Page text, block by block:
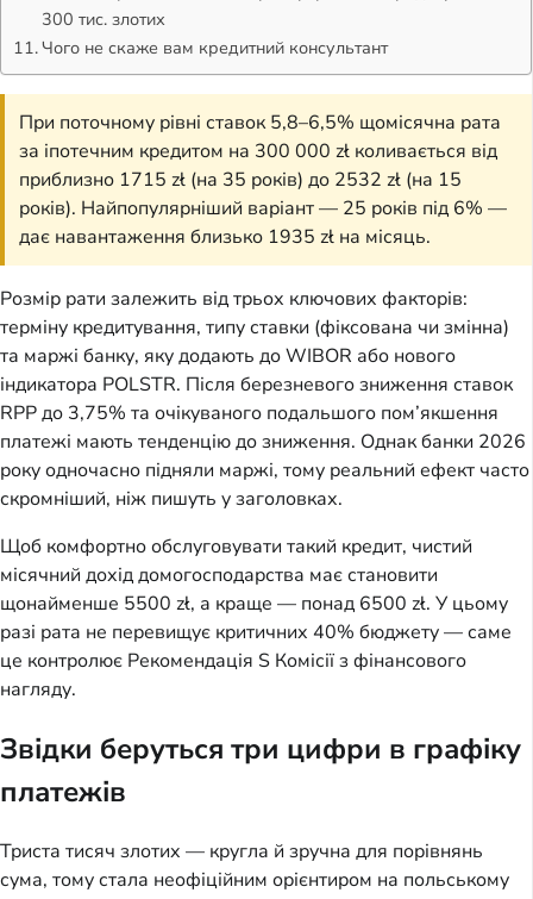
300 тис. злотих
Чого не скаже вам кредитний консультант
При поточному рівні ставок 5,8–6,5% щомісячна рата
за іпотечним кредитом на 300 000 zł коливається від
приблизно 1715 zł (на 35 років) до 2532 zł (на 15
років). Найпопулярніший варіант — 25 років під 6% —
дає навантаження близько 1935 zł на місяць.
Розмір рати залежить від трьох ключових факторів:
терміну кредитування, типу ставки (фіксована чи змінна)
та маржі банку, яку додають до WIBOR або нового
індикатора POLSTR. Після березневого зниження ставок
RPP до 3,75% та очікуваного подальшого пом’якшення
платежі мають тенденцію до зниження. Однак банки 2026
року одночасно підняли маржі, тому реальний ефект часто
скромніший, ніж пишуть у заголовках.
Щоб комфортно обслуговувати такий кредит, чистий
місячний дохід домогосподарства має становити
щонайменше 5500 zł, а краще — понад 6500 zł. У цьому
разі рата не перевищує критичних 40% бюджету — саме
це контролює Рекомендація S Комісії з фінансового
нагляду.
Звідки беруться три цифри в графіку
платежів
Триста тисяч злотих — кругла й зручна для порівнянь
сума, тому стала неофіційним орієнтиром на польському